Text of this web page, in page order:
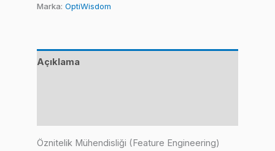
Marka: OptiWisdom
Açıklama
Öznitelik Mühendisliği (Feature Engineering)